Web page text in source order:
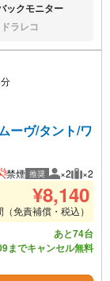
:ックモニター
:
ドラレコ
ーヴ/タント/ワ
禁煙 推奨 推奨人数
×2 推奨
×2
¥8,140
（免責補償・税込）
あと74台
までキャンセル無料